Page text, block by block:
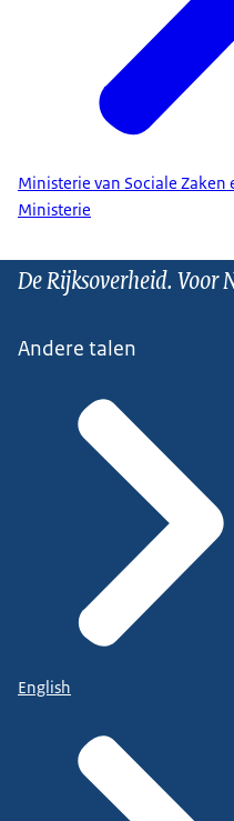
Ministerie van Sociale Zaken
Ministerie
De Rijksoverheid. Voor
Andere talen
English